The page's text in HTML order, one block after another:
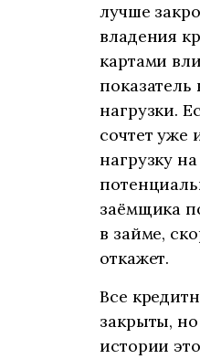
лучше
владения
картами
нагрузки.
сочтет
нагрузку
заёмщика
в займе,
откажет.
Все
закрыты,
истории